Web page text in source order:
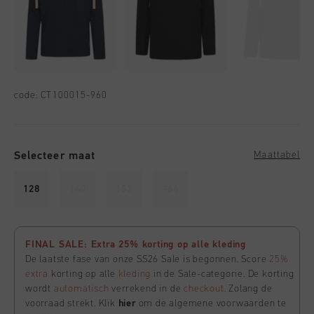
code: CT100015-960
Selecteer maat Maattabel
128
FINAL SALE: Extra 25% korting op alle kleding
De laatste fase van onze SS26 Sale is begonnen. Score 25%
extra korting op alle kleding in de Sale-categorie. De korting
wordt automatisch verrekend in decheckout . Zolang de
voorraad strekt. Klik hier om de algemene voorwaarden te